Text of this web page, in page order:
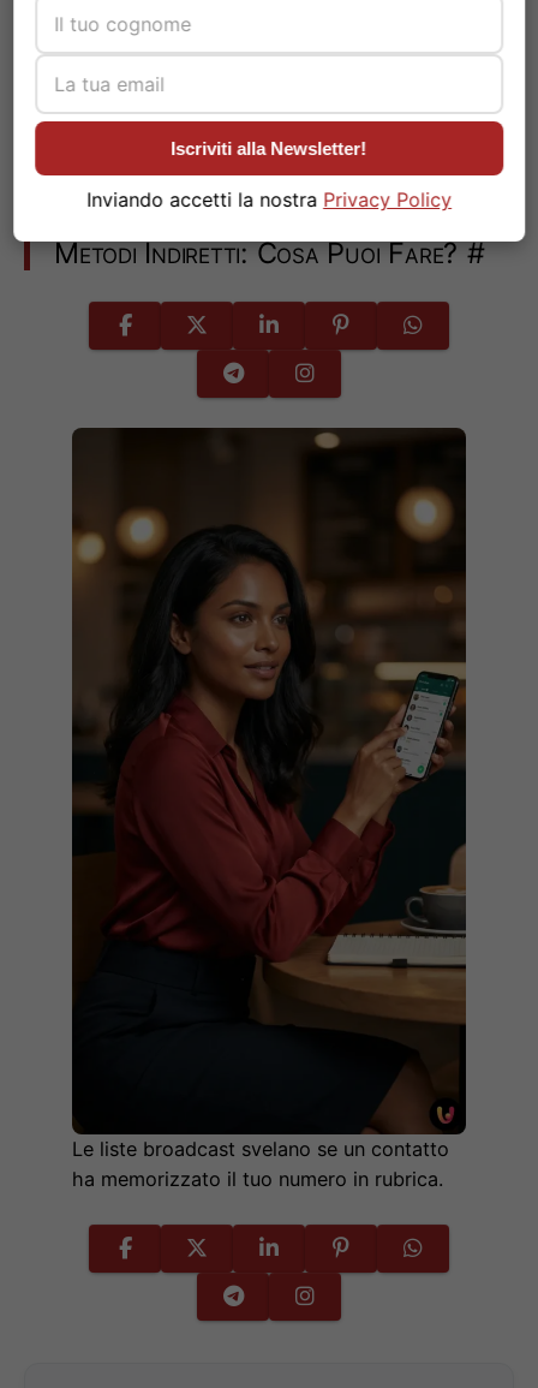
Metodi Indiretti: Cosa Puoi Fare? #
Le liste broadcast svelano se un contatto
ha memorizzato il tuo numero in rubrica.
Iscriviti alla Newsletter!
Inviando accetti la nostra Privacy Policy